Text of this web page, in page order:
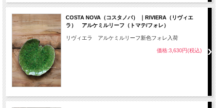
COSTA NOVA（コスタノバ） ｜RIVIERA（リヴィエ
ラ） アルケミルリーフ（トマテ/フォレ）
リヴィエラ アルケミルリーフ新色フォレ入荷
価格:3,630円(税込)